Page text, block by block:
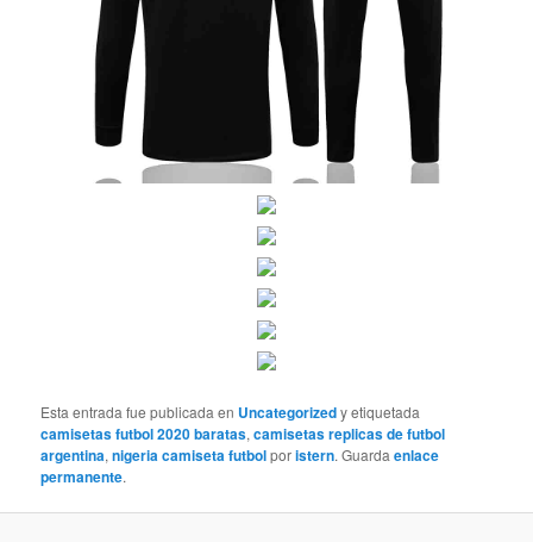
Esta entrada fue publicada en Uncategorizedy etiquetada
camisetas futbol 2020 baratas,camisetas replicas de futbol
argentina,nigeria camiseta futbolporistern. Guardaenlace
permanente.